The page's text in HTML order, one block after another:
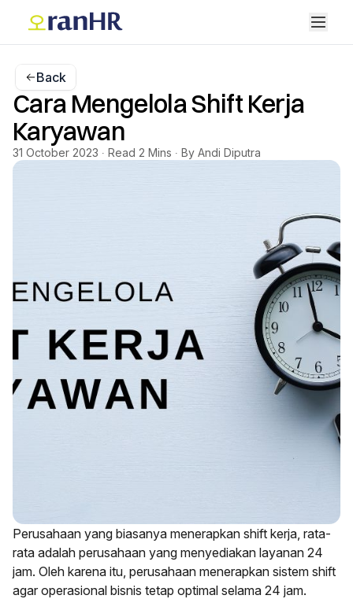
Back
Cara Mengelola Shift Kerja
Karyawan
31 October 2023 ∙ Read 2 Mins ∙ By Andi Diputra
Perusahaan yang biasanya menerapkan shift kerja, rata-
rata adalah perusahaan yang menyediakan layanan 24
jam. Oleh karena itu, perusahaan menerapkan sistem shift
agar operasional bisnis tetap optimal selama 24 jam.